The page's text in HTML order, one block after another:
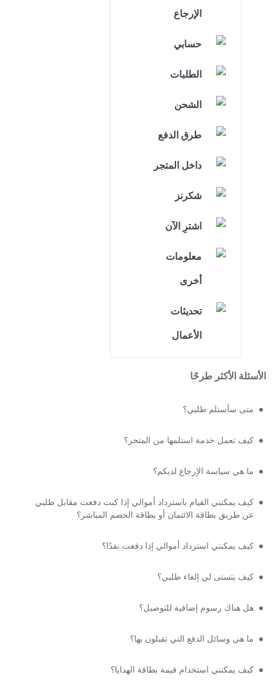
الإرجاع
حسابي
الطلبات
الشحن
طرق الدفع
داخل المتجر
شكرنز
اشترِ الآن
معلومات
أخرى
تحديثات
الأعمال
الأسئلة الأكثر طرحًا
متى سأستلم طلبي؟
كيف تعمل خدمة استلمها من المتجر؟
ما هي سياسة الإرجاع لديكم؟
كيف يمكنني القيام باسترداد أموالي إذا كنت دفعت مقابل طلبي
عن طريق بطاقة الائتمان أو بطاقة الخصم المباشر؟
كيف يمكنني استرداد أموالي إذا دفعت نقدًا؟
كيف يتسنى لي إلغاء طلبي؟
هل هناك رسوم إضافية للتوصيل؟
ما هي وسائل الدفع التي تقبلون بها؟
كيف يمكنني استخدام قيمة بطاقة الهدايا؟